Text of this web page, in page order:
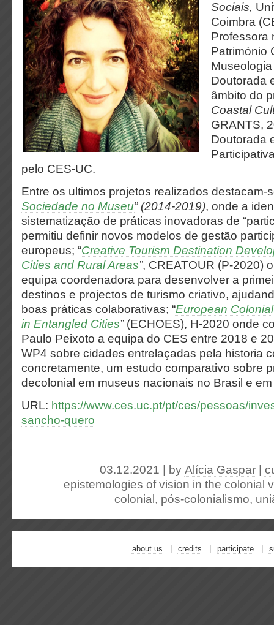
Sociais,
Coimbra
Professora
Património
Doutorada
âmbito do
Coastal
GRANTS,
Doutorada
pelo CES-UC.
Entre os ultimos projetos realizados destacam-
Sociedade no Museu” (2014-2019), onde a
sistematização de práticas inovadoras de
permitiu definir novos modelos de gestão
europeus; “Creative Tourism Destination
Cities and Rural Areas”, CREATOUR (P-2020)
equipa coordenadora para desenvolver a
destinos e projectos de turismo criativo,
boas práticas colaborativas; “European
in Entangled Cities”(ECHOES), H-2020 onde
Paulo Peixoto a equipa do CES entre 2018 e
WP4 sobre cidades entrelaçadas pela historia
concretamente, um estudo comparativo sobre
decolonial em museus nacionais no Brasil e
URL: https://www.ces.uc.pt/pt/ces/pessoas/
sancho-quero
03.12.2021 | by Alícia Gaspar
epistemologies of vision in the colonial
colonial , pós-colonialismo,
about us credits participate